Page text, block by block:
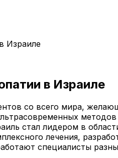
Израиле
в Израиле
со всего мира,
стал лидером в
лечения,
специалисты